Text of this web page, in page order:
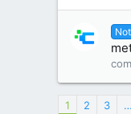
1 2 3 …